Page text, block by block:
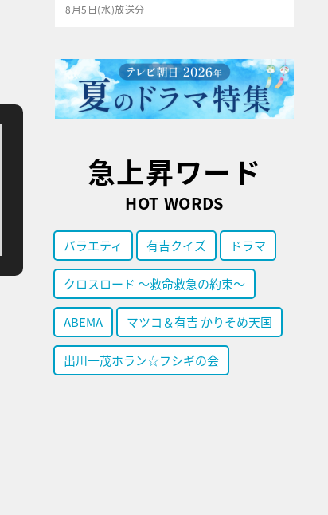
8月5日(水)放送分
急上昇ワード
HOT WORDS
バラエティ 有吉クイズ ドラマ
クロスロード ～救命救急の約束～
ABEMA マツコ＆有吉 かりそめ天国
出川一茂ホラン☆フシギの会